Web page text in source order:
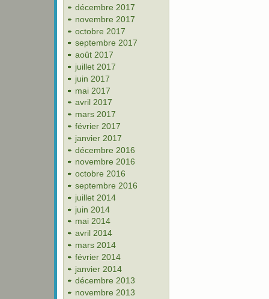
décembre 2017
novembre 2017
octobre 2017
septembre 2017
août 2017
juillet 2017
juin 2017
mai 2017
avril 2017
mars 2017
février 2017
janvier 2017
décembre 2016
novembre 2016
octobre 2016
septembre 2016
juillet 2014
juin 2014
mai 2014
avril 2014
mars 2014
février 2014
janvier 2014
décembre 2013
novembre 2013